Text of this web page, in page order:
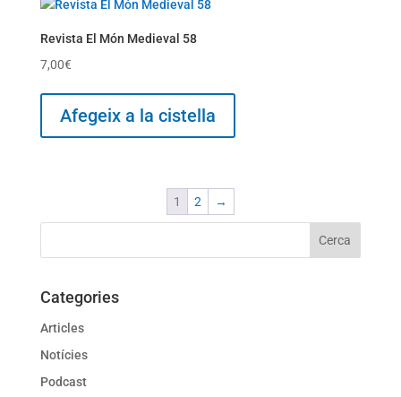
Revista El Món Medieval 58
7,00€
Afegeix a la cistella
1 2 →
Categories
Articles
Notícies
Podcast